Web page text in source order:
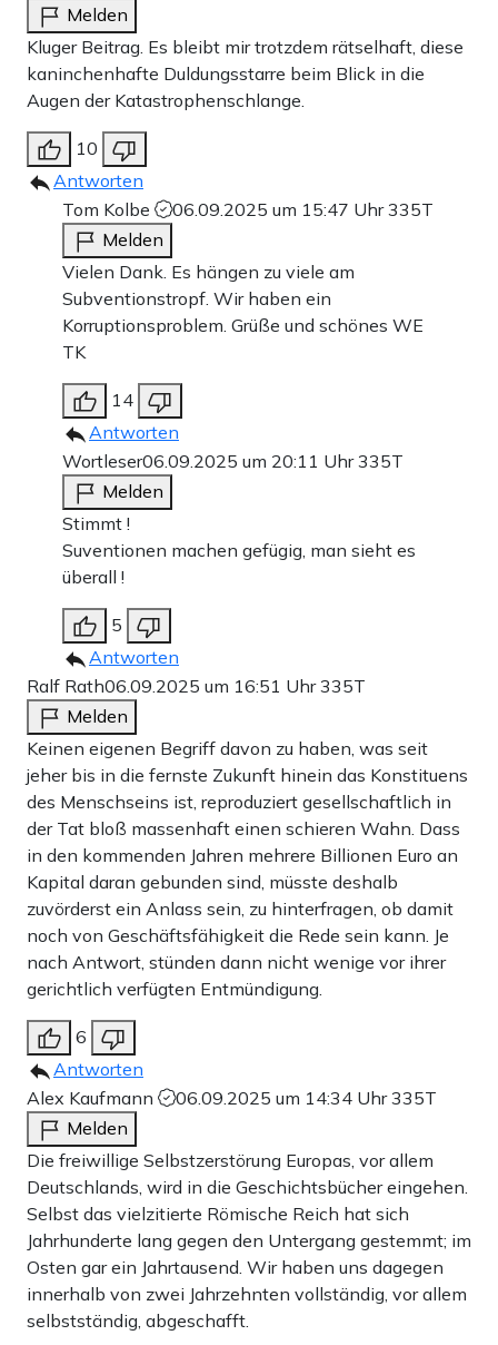
Melden
Kluger Beitrag. Es bleibt mir trotzdem rätselhaft, diese
kaninchenhafte Duldungsstarre beim Blick in die
Augen der Katastrophenschlange.
10
Antworten
Tom Kolbe
06.09.2025 um 15:47 Uhr335T
Melden
Vielen Dank. Es hängen zu viele am
Subventionstropf. Wir haben ein
Korruptionsproblem. Grüße und schönes WE
TK
14
Antworten
Wortleser06.09.2025 um 20:11 Uhr335T
Melden
Stimmt !
Suventionen machen gefügig, man sieht es
überall !
5
Antworten
Ralf Rath06.09.2025 um 16:51 Uhr335T
Melden
Keinen eigenen Begriff davon zu haben, was seit
jeher bis in die fernste Zukunft hinein das Konstituens
des Menschseins ist, reproduziert gesellschaftlich in
der Tat bloß massenhaft einen schieren Wahn. Dass
in den kommenden Jahren mehrere Billionen Euro an
Kapital daran gebunden sind, müsste deshalb
zuvörderst ein Anlass sein, zu hinterfragen, ob damit
noch von Geschäftsfähigkeit die Rede sein kann. Je
nach Antwort, stünden dann nicht wenige vor ihrer
gerichtlich verfügten Entmündigung.
6
Antworten
Alex Kaufmann
06.09.2025 um 14:34 Uhr335T
Melden
Die freiwillige Selbstzerstörung Europas, vor allem
Deutschlands, wird in die Geschichtsbücher eingehen.
Selbst das vielzitierte Römische Reich hat sich
Jahrhunderte lang gegen den Untergang gestemmt; im
Osten gar ein Jahrtausend. Wir haben uns dagegen
innerhalb von zwei Jahrzehnten vollständig, vor allem
selbstständig, abgeschafft.